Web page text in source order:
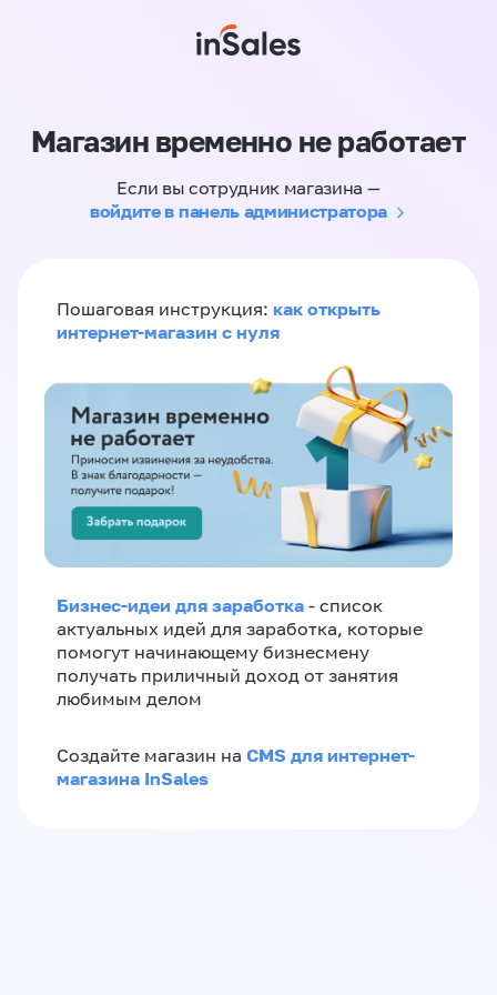
Магазин временно не работает
Если вы сотрудник магазина —
войдите в панель администратора
Пошаговая инструкция: как открыть
интернет-магазин с нуля
Бизнес-идеи для заработка - список
актуальных идей для заработка, которые
помогут начинающему бизнесмену
получать приличный доход от занятия
любимым делом
Создайте магазин на CMS для интернет-
магазина InSales